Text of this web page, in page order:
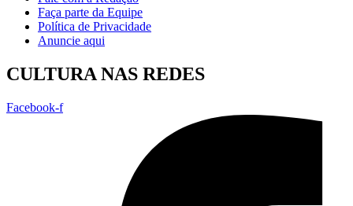
Faça parte da Equipe
Política de Privacidade
Anuncie aqui
CULTURA NAS REDES
Facebook-f